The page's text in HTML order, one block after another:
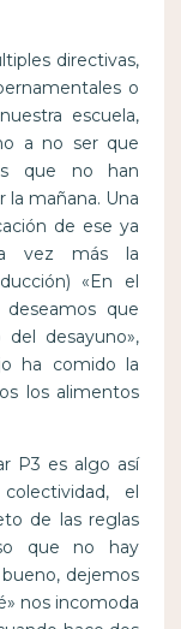
directivas,
o
escuela,
a no ser que
que no han
la mañana. Una
de ese ya
vez más la
«En el
que
desayuno»,
ha comido la
los alimentos
P3 es algo así
el
de las reglas
que no hay
dejemos
nos incomoda